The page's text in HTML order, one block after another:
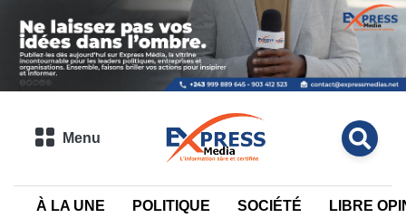
Menu
À LA UNE POLITIQUE SOCIÉTÉ LIBRE